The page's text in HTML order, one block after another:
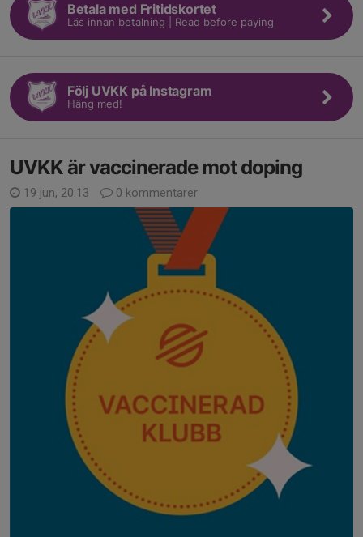
Betala med Fritidskortet
Läs innan betalning | Read before paying
Följ UVKK på Instagram
Häng med!
UVKK är vaccinerade mot doping
19 jun, 20:13 0 kommentarer